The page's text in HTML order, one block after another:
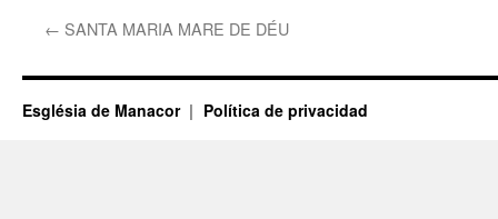
← SANTA MARIA MARE DE DÉU
Església de Manacor Política de privacidad